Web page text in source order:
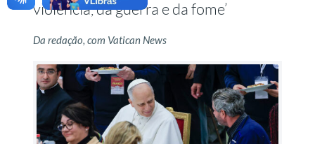
violência, da guerra e da fome’
Da redação, com Vatican News